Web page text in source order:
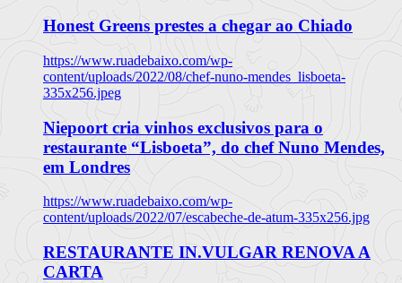
Honest Greens prestes a chegar ao Chiado
https://www.ruadebaixo.com/wp-
content/uploads/2022/08/chef-nuno-mendes_lisboeta-
335x256.jpeg
Niepoort cria vinhos exclusivos para o
restaurante “Lisboeta”, do chef Nuno Mendes,
em Londres
https://www.ruadebaixo.com/wp-
content/uploads/2022/07/escabeche-de-atum-335x256.jpg
RESTAURANTE IN.VULGAR RENOVA A
CARTA